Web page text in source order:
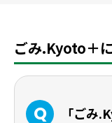
ごみ.Kyoto＋
「ごみ